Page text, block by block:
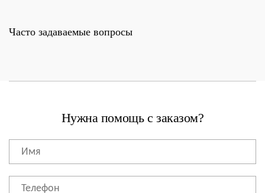
Часто задаваемые вопросы
Нужна помощь с заказом?